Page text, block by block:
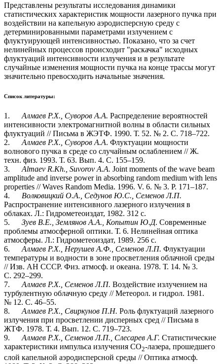
Представлены результаты исследования динамики
статистических характеристик мощности лазерного пучка при
воздействии на капельную аэродисперсную среду с
детерминированными параметрами излучением с
флуктуирующей интенсивностью. Показано, что за счет
нелинейных процессов происходит "раскачка" исходных
флуктуаций интенсивности излучения и в результате
случайные изменения мощности пучка на конце трассы могут
значительно превосходить начальные значения.
Список литературы:
1. Алмаев Р.Х., Суворов А.А. Распределение вероятностей
интенсивности электромагнитной волны в области сильных
флуктуаций // Письма в ЖЭТФ. 1990. Т. 52. № 2. С. 718–722.
2. Алмаев Р.Х., Суворов А.А. Флуктуации мощности
волнового пучка в среде со случайным ослаблением // Ж.
техн. физ. 1993. Т. 63. Вып. 4. С. 155–159.
3. Almaev R.Kh., Suvorov A.A. Joint moments of the wave beam
amplitude and inverse power in absorbing random medium with lens
properties // Waves Random Media. 1996. V. 6. № 3. P. 171–187.
4. Волковицкий О.А., Седунов Ю.С., Семенов Л.П.
Распространение интенсивного лазерного излучения в
облаках. Л.: Гидрометеоиздат, 1982. 312 с.
5. Зуев В.Е., Землянов А.А., Копытин Ю.Д. Современные
проблемы атмосферной оптики. Т. 6. Нелинейная оптика
атмосферы. Л.: Гидрометеоиздат, 1989. 256 с.
6. Алмаев Р.Х., Нерушев А.Ф., Семенов Л.П. Флуктуации
температуры и водности в зоне просветления облачной среды
// Изв. АН СССР. Физ. атмосф. и океана. 1978. Т. 14. № 3.
С. 292–299.
7. Алмаев Р.Х., Семенов Л.П. Воздействие излучением на
турбулентную облачную среду // Метеорол. и гидрол. 1981.
№ 12. С. 46–55.
8. Алмаев Р.Х., Свиркунов П.Н. Роль флуктуаций лазерного
излучения при просветлении дисперных сред // Письма в
ЖТФ. 1978. Т. 4. Вып. 12. С. 719–723.
9. Алмаев Р.Х., Семенов Л.П., Слесарев А.Г. Статистические
характеристики импульса излучения СО2-лазера, прошедшего
слой капельной аэродисперсной среды // Оптика атмосф.